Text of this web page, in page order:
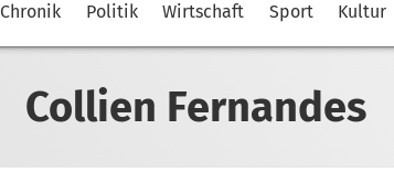
Chronik Politik Wirtschaft Sport Kultur
Collien Fernandes